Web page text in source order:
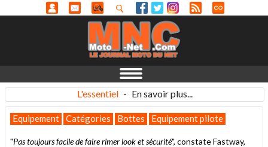
L'essentiel - En savoir plus...
Equipement Catégories Bottes Equipement pilote
"Pas toujours facile de faire rimer look et sécurité", constate Fastway,